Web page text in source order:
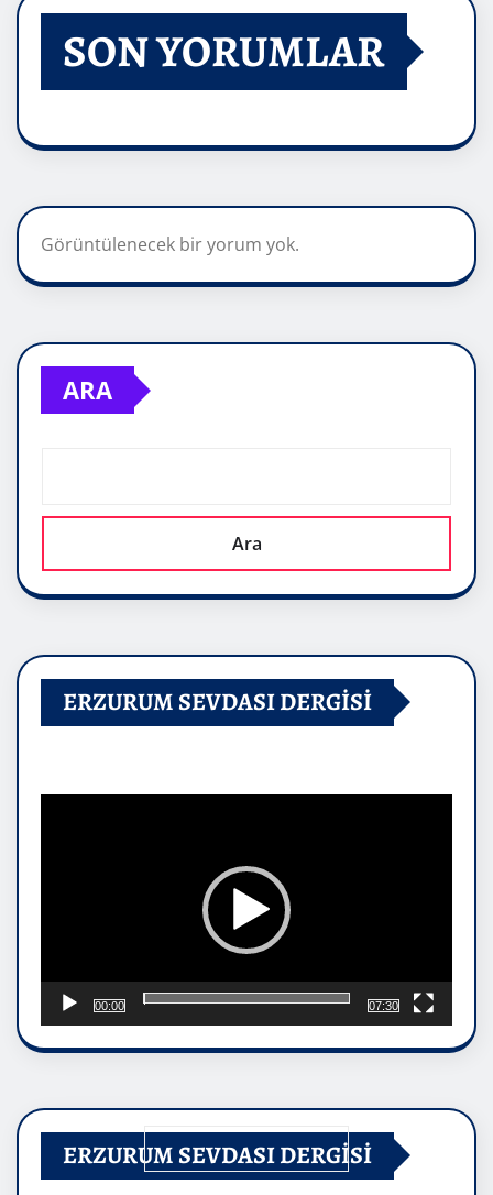
SON YORUMLAR
Görüntülenecek bir yorum yok.
ARA
Ara
ERZURUM SEVDASI DERGİSİ
00:00 07:30
ERZURUM SEVDASI DERGİSİ